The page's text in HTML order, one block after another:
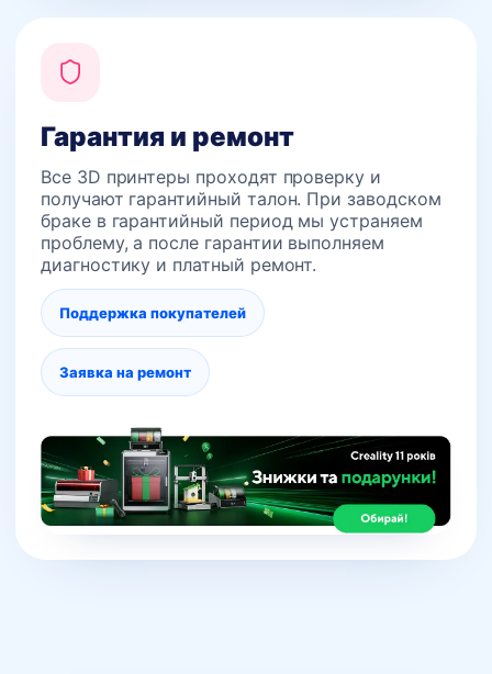
Гарантия и ремонт
Все 3D принтеры проходят проверку и
получают гарантийный талон. При заводском
браке в гарантийный период мы устраняем
проблему, а после гарантии выполняем
диагностику и платный ремонт.
Поддержка покупателей
Заявка на ремонт